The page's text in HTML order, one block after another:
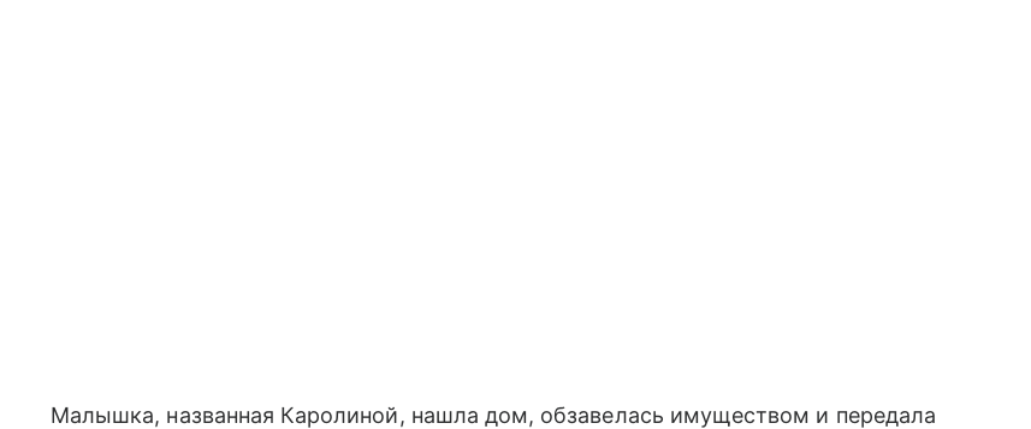
Малышка, названная Каролиной, нашла дом, обзавелась имуществом и передала